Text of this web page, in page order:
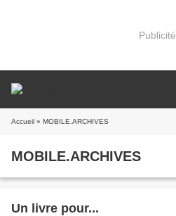
Publicité
Accueil » MOBILE.ARCHIVES
MOBILE.ARCHIVES
Un livre pour...